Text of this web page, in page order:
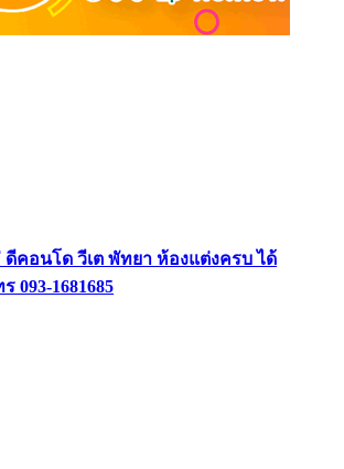
คอนโด วีเต พัทยา ห้องแต่งครบ ได้
093-1681685